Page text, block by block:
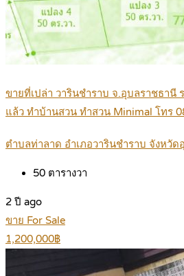
ขายที่เปล่า วารินชำราบ จ.อุบลราชธานี
แล้ว ทำบ้านสวน ทำสวน Minimal โทร
ตำบลท่าลาด อำเภอวารินชำราบ จังหวัด
50 ตารางวา
2 ปี ago
ขาย For Sale
1,200,000฿